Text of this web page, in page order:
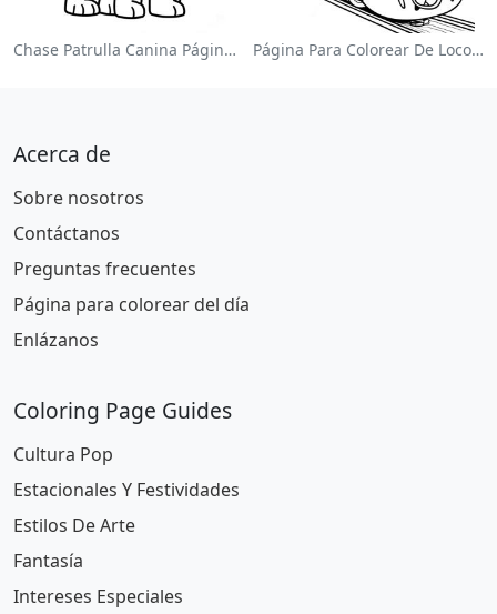
Chase Patrulla Canina Página Para Colorear Página Para Colorear De Locomotora Colorida
Acerca de
Sobre nosotros
Contáctanos
Preguntas frecuentes
Página para colorear del día
Enlázanos
Coloring Page Guides
Cultura Pop
Estacionales Y Festividades
Estilos De Arte
Fantasía
Intereses Especiales